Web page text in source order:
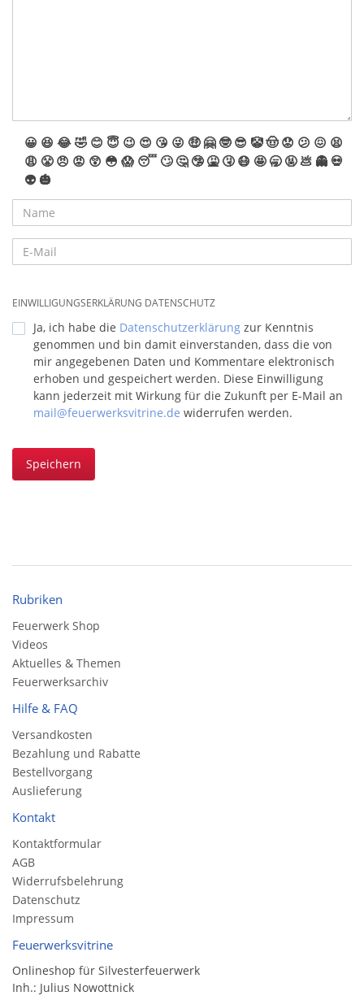
😀 😆 😂🤣 😊 😇 😉 😍 😘 😜 🤑 🤗 🤓 😎 🤡🤠 😟 😕 😖 😫
😩 😤 😠 😡 😲 😳 😱 😴 🙄 🤔 🤥 🤮 🤧 😷 🤩 🥱 🤬 💩 👻 💀
👽 🎃
EINWILLIGUNGSERKLÄRUNG DATENSCHUTZ
Ja, ich habe die Datenschutzerklärung zur Kenntnis
genommen und bin damit einverstanden, dass die von
mir angegebenen Daten und Kommentare elektronisch
erhoben und gespeichert werden. Diese Einwilligung
kann jederzeit mit Wirkung für die Zukunft per E-Mail an
mail@feuerwerksvitrine.de widerrufen werden.
Speichern
Rubriken
Feuerwerk Shop
Videos
Aktuelles & Themen
Feuerwerksarchiv
Hilfe & FAQ
Versandkosten
Bezahlung und Rabatte
Bestellvorgang
Auslieferung
Kontakt
Kontaktformular
AGB
Widerrufsbelehrung
Datenschutz
Impressum
Feuerwerksvitrine
Onlineshop für Silvesterfeuerwerk
Inh.: Julius Nowottnick